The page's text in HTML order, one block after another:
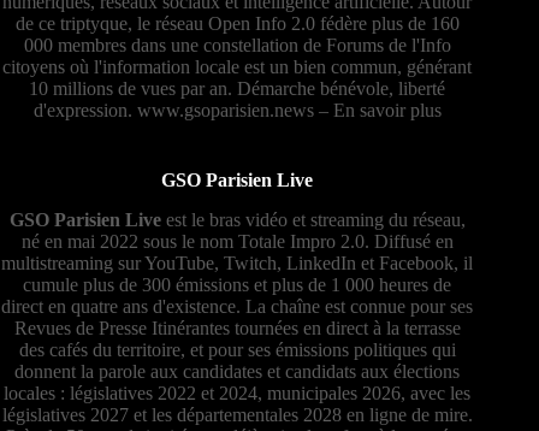
de ce triptyque, le réseau Open Info 2.0 fédère plus de 160
000 membres dans une constellation de Forums de l'Info
citoyens où l'information locale est un bien commun, générant
10 millions de vues par an. Démarche bénévole, liberté
d'expression. www.gsoparisien.news– En savoir plus
GSO Parisien Live
GSO Parisien Liveest le bras vidéo et streaming du réseau,
né en mai 2022 sous le nom Totale Impro 2.0. Diffusé en
multistreaming sur YouTube, Twitch, LinkedIn et Facebook, il
cumule plus de 300 émissions et plus de 1 000 heures de
direct en quatre ans d'existence. La chaîne est connue pour ses
Revues de Presse Itinérantes tournées en direct à la terrasse
des cafés du territoire, et pour ses émissions politiques qui
donnent la parole aux candidates et candidats aux élections
locales : législatives 2022 et 2024, municipales 2026, avec les
législatives 2027 et les départementales 2028 en ligne de mire.